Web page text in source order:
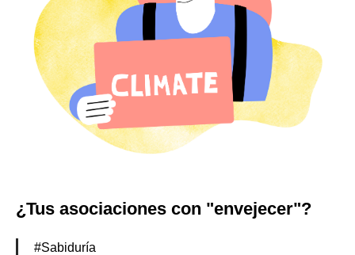
¿Tus asociaciones con "envejecer"?
#Sabiduría